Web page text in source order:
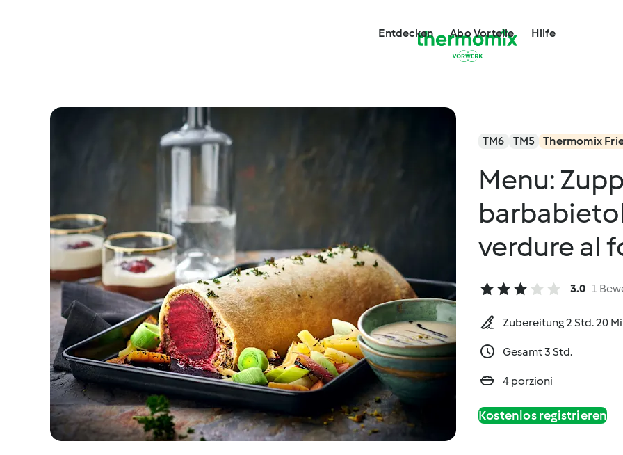
Entdecken Abo Vorteile Hilfe
TM6 TM5 Thermomix
Menu:
verdure al
panpepato
3.0 1
Zubereitung 2 Std. 20
Gesamt 3 Std.
4 porzioni
Kostenlos registrieren